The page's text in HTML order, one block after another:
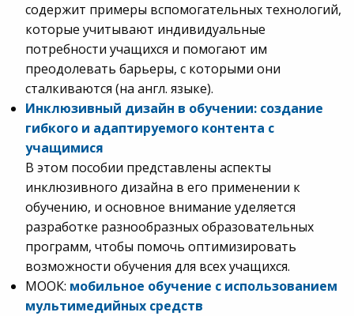
содержит примеры вспомогательных технологий,
которые учитывают индивидуальные
потребности учащихся и помогают им
преодолевать барьеры, с которыми они
сталкиваются (на англ. языке).
Инклюзивный дизайн в обучении: создание
гибкого и адаптируемого контента с
учащимися
В этом пособии представлены аспекты
инклюзивного дизайна в его применении к
обучению, и основное внимание уделяется
разработке разнообразных образовательных
программ, чтобы помочь оптимизировать
возможности обучения для всех учащихся.
МООК: мобильное обучение с использованием
мультимедийных средств